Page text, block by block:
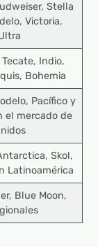
Stella
Victoria,
Indio,
Bohemia
Pacífico y
el mercado de
Skol,
Latinoamérica
Blue Moon,